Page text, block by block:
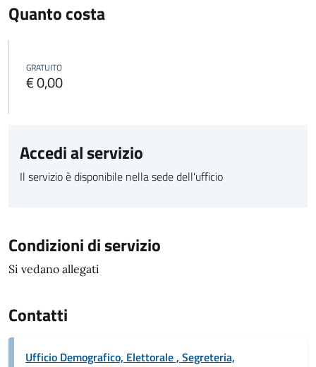
Quanto costa
GRATUITO
€ 0,00
Accedi al servizio
Il servizio è disponibile nella sede dell'ufficio
Condizioni di servizio
Si vedano allegati
Contatti
Ufficio Demografico, Elettorale , Segreteria,